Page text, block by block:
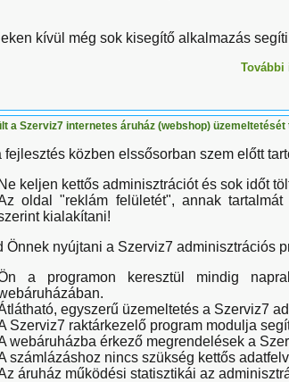
kívül még sok kisegítő alkalmazás
További
a Szerviz7 internetes áruház (webshop)
fejlesztés közben elssősorban szem előtt
Ne keljen kettős adminisztrációt és sok időt
oldal "reklám felületét", annak
kialakítani!
Önnek nyújtani a Szerviz7 adminisztrációs
a programon keresztül mindig
egyszerű üzemeltetés a Szerviz7
Szerviz7 raktárkezelő program modulja
webáruházba érkező megrendelések a
számlázáshoz nincs szükség kettős
áruház működési statisztikái az